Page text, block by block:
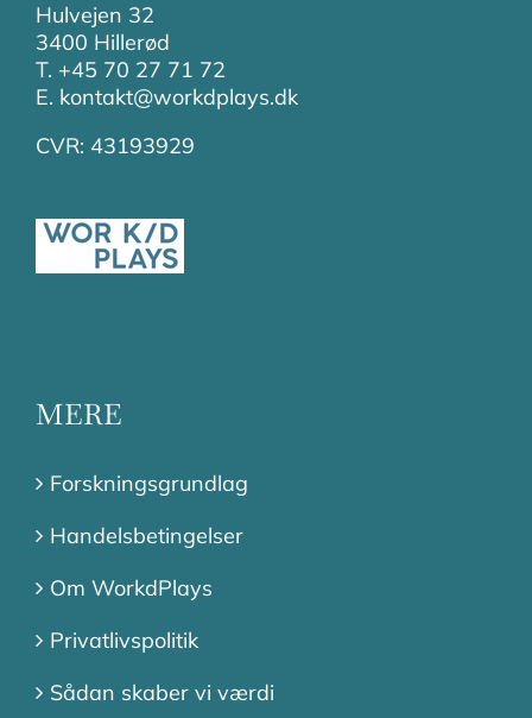
Hulvejen 32
3400 Hillerød
T. +45 70 27 71 72
E. kontakt@workdplays.dk
CVR: 43193929
MERE
Forskningsgrundlag
Handelsbetingelser
Om WorkdPlays
Privatlivspolitik
Sådan skaber vi værdi